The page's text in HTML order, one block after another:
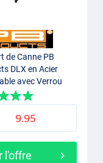
de Canne PB
DLX en Acier
avec Verrou
9.95
l'offre